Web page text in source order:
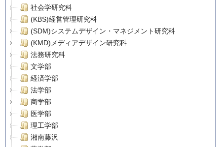
社会学研究科
(KBS)経営管理研究科
(SDM)システムデザイン・マネジメント研究科
(KMD)メディアデザイン研究科
法務研究科
文学部
経済学部
法学部
商学部
医学部
理工学部
湘南藤沢